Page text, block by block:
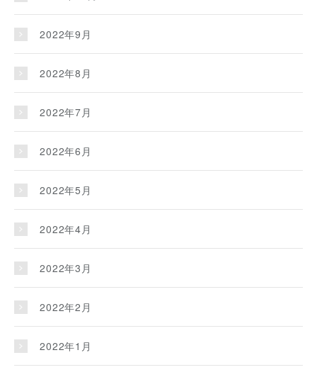
2022年9月
2022年8月
2022年7月
2022年6月
2022年5月
2022年4月
2022年3月
2022年2月
2022年1月